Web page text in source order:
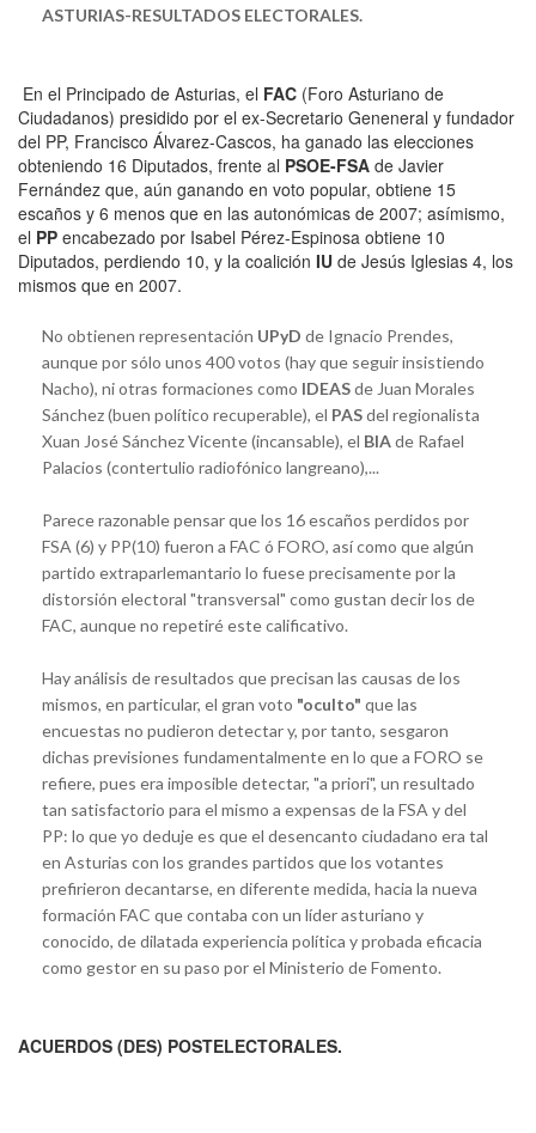
ASTURIAS-RESULTADOS ELECTORALES.
En el Principado de Asturias, el FAC (Foro Asturiano de
Ciudadanos) presidido por el ex-Secretario Geneneral y fundador
del PP, Francisco Álvarez-Cascos, ha ganado las elecciones
obteniendo 16 Diputados, frente al PSOE-FSA de Javier
Fernández que, aún ganando en voto popular, obtiene 15
escaños y 6 menos que en las autonómicas de 2007; asímismo,
el PP encabezado por Isabel Pérez-Espinosa obtiene 10
Diputados, perdiendo 10, y la coalición IU de Jesús Iglesias 4, los
mismos que en 2007.
No obtienen representación UPyD de Ignacio Prendes,
aunque por sólo unos 400 votos (hay que seguir insistiendo
Nacho), ni otras formaciones como IDEASde Juan Morales
Sánchez (buen político recuperable), el PASdel regionalista
Xuan José Sánchez Vicente (incansable), el BIAde Rafael
Palacios (contertulio radiofónico langreano),...
Parece razonable pensar que los 16 escaños perdidos por
FSA (6) y PP(10) fueron a FAC ó FORO, así como que algún
partido extraparlemantario lo fuese precisamente por la
distorsión electoral "transversal" como gustan decir los de
FAC, aunque no repetiré este calificativo.
Hay análisis de resultados que precisan las causas de los
mismos, en particular, el gran voto "oculto" que las
encuestas no pudieron detectar y, por tanto, sesgaron
dichas previsiones fundamentalmente en lo que a FORO se
refiere, pues era imposible detectar, "a priori", un resultado
tan satisfactorio para el mismo a expensas de la FSA y del
PP: lo que yo deduje es que el desencanto ciudadano era tal
en Asturias con los grandes partidos que los votantes
prefirieron decantarse, en diferente medida, hacia la nueva
formación FAC que contaba con un líder asturiano y
conocido, de dilatada experiencia política y probada eficacia
como gestor en su paso por el Ministerio de Fomento.
ACUERDOS (DES) POSTELECTORALES.